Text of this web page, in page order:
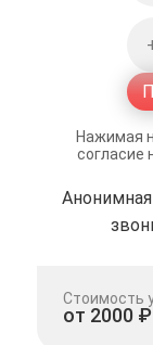
Нажимая
согласие
Стоимость
от 2000 ₽